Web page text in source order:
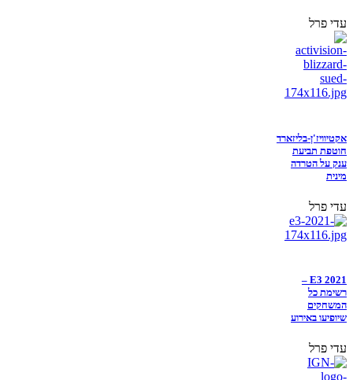
עדי פרל
אקטיוויז'ן-בליזארד
חוטפת תביעת
ענק על הטרדה
מינית
עדי פרל
E3 2021 –
רשימת כל
המשחקים
שיופיעו באירוע
עדי פרל